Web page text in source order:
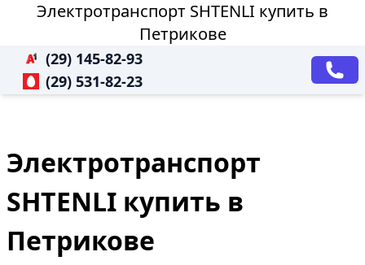
Электротранспорт SHTENLI купить в
Петрикове
(29) 145-82-93
(29) 531-82-23
Электротранспорт
SHTENLI купить в
Петрикове